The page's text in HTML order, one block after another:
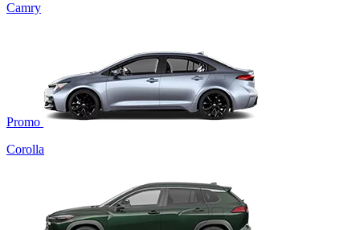
Camry
Promo
Corolla